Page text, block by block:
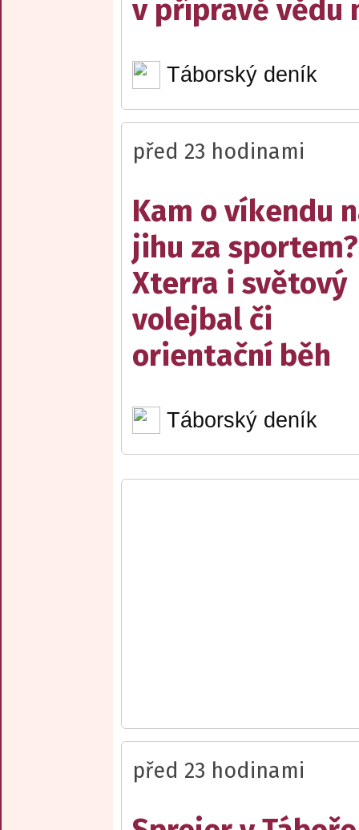
v přípravě vědu
Táborský deník
před 23 hodinami
Kam o víkendu
jihu za sportem?
Xterra i světový
volejbal či
orientační běh
Táborský deník
před 23 hodinami